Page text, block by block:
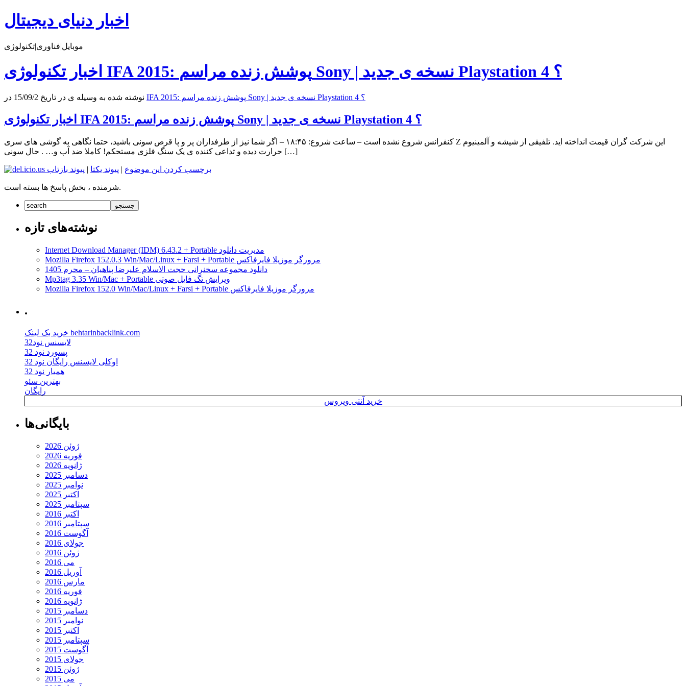
اخبار دنیای دیجیتال
موبایل|فناوری|تکنولوژی
اخبار تکنولوژی IFA 2015: پوشش زنده مراسم Sony | نسخه ی جدید Playstation 4 ؟
IFA 2015: پوشش زنده مراسم Sony | نسخه ی جدید Playstation 4 ؟
اخبار تکنولوژی IFA 2015: پوشش زنده مراسم Sony | نسخه ی جدید Playstation 4 ؟
کنفرانس شروع نشده است – ساعت شروع: ۱۸:۴۵ – اگر شما نیز از طرفداران پر و پا قرص سونی باشید، حتما نگاهی به گوشی های سری Z این شرکت گران قیمت انداخته اید. تلفیقی از شیشه و آلمینیوم
حرارت دیده و تداعی کننده ی یک سنگ فلزی مستحکم! کاملا ضد آب و… . حال سونی […]
برچسب کردن این موضوع | پیوند یکتا | پیوند بازتاب
شرمنده ، بخش پاسخ ها بسته است.
نوشته‌های تازه
Internet Download Manager (IDM) 6.43.2 + Portable مدیریت دانلود
Mozilla Firefox 152.0.3 Win/Mac/Linux + Farsi + Portable مرورگر موزیلا فایرفاکس
دانلود مجموعه سخنرانی حجت الاسلام علیرضا پناهیان – محرم 1405
Mp3tag 3.35 Win/Mac + Portable ویرایش تگ فایل صوتی
Mozilla Firefox 152.0 Win/Mac/Linux + Farsi + Portable مرورگر موزیلا فایرفاکس
.
خرید بک لینک behtarinbacklink.com
لایسنس نود32
پسورد نود 32
اوکلی لایسنس رایگان نود 32
همیار نود 32
بهترین سئو
رایگان
خرید آنتی ویروس
بایگانی‌ها
ژوئن 2026
فوریه 2026
ژانویه 2026
دسامبر 2025
نوامبر 2025
اکتبر 2025
سپتامبر 2025
اکتبر 2016
سپتامبر 2016
آگوست 2016
جولای 2016
ژوئن 2016
می 2016
آوریل 2016
مارس 2016
فوریه 2016
ژانویه 2016
دسامبر 2015
نوامبر 2015
اکتبر 2015
سپتامبر 2015
آگوست 2015
جولای 2015
ژوئن 2015
می 2015